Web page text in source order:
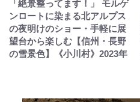
「絶景整ってます！」 モルゲ
ンロートに染まる北アルプス
の夜明けのショー・手軽に展
望台から楽しむ【信州・長野
の雪景色】《小川村》2023年